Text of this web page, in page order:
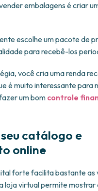
embalagens é criar
escolhe um pacote de
para recebê-los
você cria uma renda
é muito interessante para
um bom controle
catálogo e
online
forte facilita bastante as
loja virtual permite mostrar